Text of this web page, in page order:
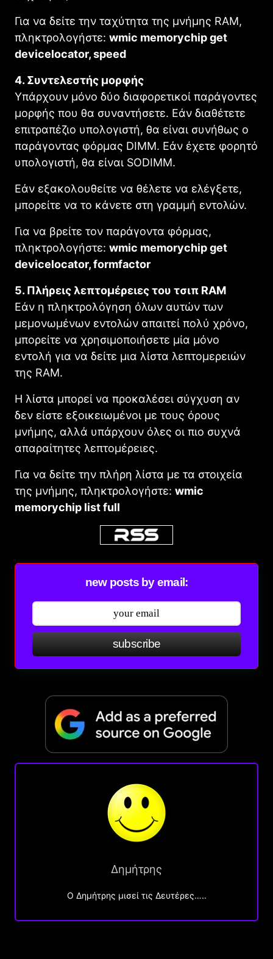
Για να δείτε την ταχύτητα της μνήμης RAM,
πληκτρολογήστε: wmic memorychip get
devicelocator, speed
4. Συντελεστής μορφής
Υπάρχουν μόνο δύο διαφορετικοί παράγοντες
μορφής που θα συναντήσετε. Εάν διαθέτετε
επιτραπέζιο υπολογιστή, θα είναι συνήθως ο
παράγοντας φόρμας DIMM. Εάν έχετε φορητό
υπολογιστή, θα είναι SODIMM.
Εάν εξακολουθείτε να θέλετε να ελέγξετε,
μπορείτε να το κάνετε στη γραμμή εντολών.
Για να βρείτε τον παράγοντα φόρμας,
πληκτρολογήστε: wmic memorychip get
devicelocator, formfactor
5. Πλήρεις λεπτομέρειες του τσιπ RAM
Εάν η πληκτρολόγηση όλων αυτών των
μεμονωμένων εντολών απαιτεί πολύ χρόνο,
μπορείτε να χρησιμοποιήσετε μία μόνο
εντολή για να δείτε μια λίστα λεπτομερειών
της RAM.
Η λίστα μπορεί να προκαλέσει σύγχυση αν
δεν είστε εξοικειωμένοι με τους όρους
μνήμης, αλλά υπάρχουν όλες οι πιο συχνά
απαραίτητες λεπτομέρειες.
Για να δείτε την πλήρη λίστα με τα στοιχεία
της μνήμης, πληκτρολογήστε: wmic
memorychip list full
new posts by email:
subscribe
Δημήτρης
O Δημήτρης μισεί τις Δευτέρες…..